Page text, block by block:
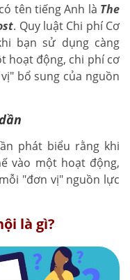
tên tiếng Anh là The
. Quy luật Chi phí Cơ
bạn sử dụng càng
hoạt động, chi phí cơ
bổ sung của nguồn
phát biểu rằng khi
vào một hoạt động,
"đơn vị" nguồn lực
là gì?